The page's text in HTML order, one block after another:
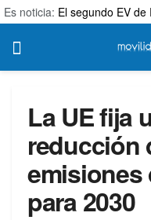
Es noticia: El segundo EV
La UE fija
reducción
emisiones
para 2030